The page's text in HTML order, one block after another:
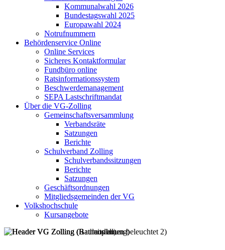
Kommunalwahl 2026
Bundestagswahl 2025
Europawahl 2024
Notrufnummern
Behördenservice Online
Online Services
Sicheres Kontaktformular
Fundbüro online
Ratsinformationssystem
Beschwerdemanagement
SEPA Lastschriftmandat
Über die VG-Zolling
Gemeinschaftsversammlung
Verbandsräte
Satzungen
Berichte
Schulverband Zolling
Schulverbandssitzungen
Berichte
Satzungen
Geschäftsordnungen
Mitgliedsgemeinden der VG
Volkshochschule
Kursangebote